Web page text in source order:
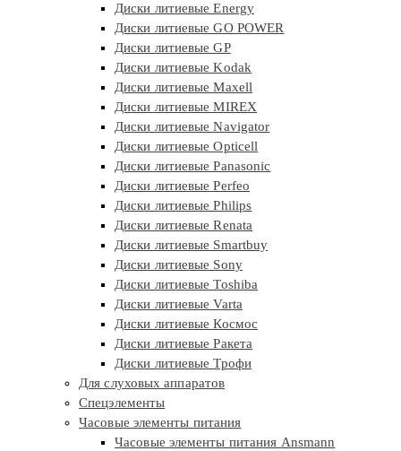
Диски литиевые Energy
Диски литиевые GO POWER
Диски литиевые GP
Диски литиевые Kodak
Диски литиевые Maxell
Диски литиевые MIREX
Диски литиевые Navigator
Диски литиевые Opticell
Диски литиевые Panasonic
Диски литиевые Perfeo
Диски литиевые Philips
Диски литиевые Renata
Диски литиевые Smartbuy
Диски литиевые Sony
Диски литиевые Toshiba
Диски литиевые Varta
Диски литиевые Космос
Диски литиевые Ракета
Диски литиевые Трофи
Для слуховых аппаратов
Спецэлементы
Часовые элементы питания
Часовые элементы питания Ansmann